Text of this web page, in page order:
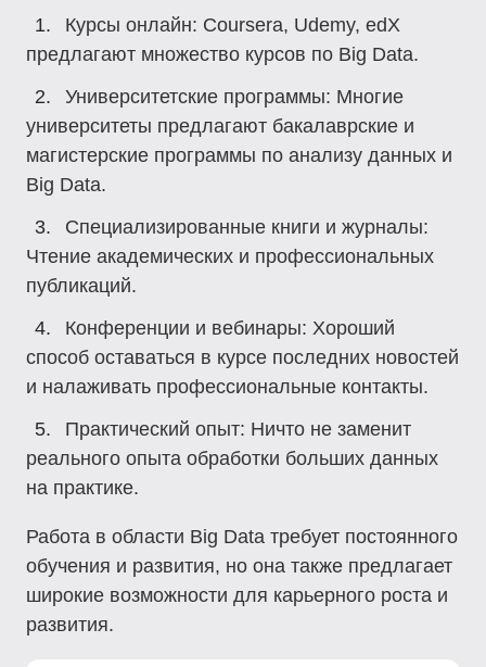
Курсы онлайн: Coursera, Udemy, edX
предлагают множество курсов по Big Data.
Университетские программы: Многие
университеты предлагают бакалаврские и
магистерские программы по анализу данных и
Big Data.
Специализированные книги и журналы:
Чтение академических и профессиональных
публикаций.
Конференции и вебинары: Хороший
способ оставаться в курсе последних новостей
и налаживать профессиональные контакты.
Практический опыт: Ничто не заменит
реального опыта обработки больших данных
на практике.
Работа в области Big Data требует постоянного
обучения и развития, но она также предлагает
широкие возможности для карьерного роста и
развития.